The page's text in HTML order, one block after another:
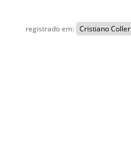
registrado em: Cristiano Coller